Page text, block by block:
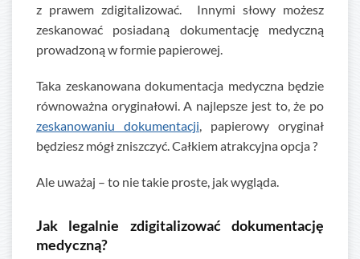
z prawem zdigitalizować. Innymi słowy możesz
zeskanować posiadaną dokumentację medyczną
prowadzoną w formie papierowej.
Taka zeskanowana dokumentacja medyczna będzie
równoważna oryginałowi. A najlepsze jest to, że po
zeskanowaniu dokumentacji , papierowy oryginał
będziesz mógł zniszczyć. Całkiem atrakcyjna opcja ?
Ale uważaj – to nie takie proste, jak wygląda.
Jak legalnie zdigitalizować dokumentację
medyczną?